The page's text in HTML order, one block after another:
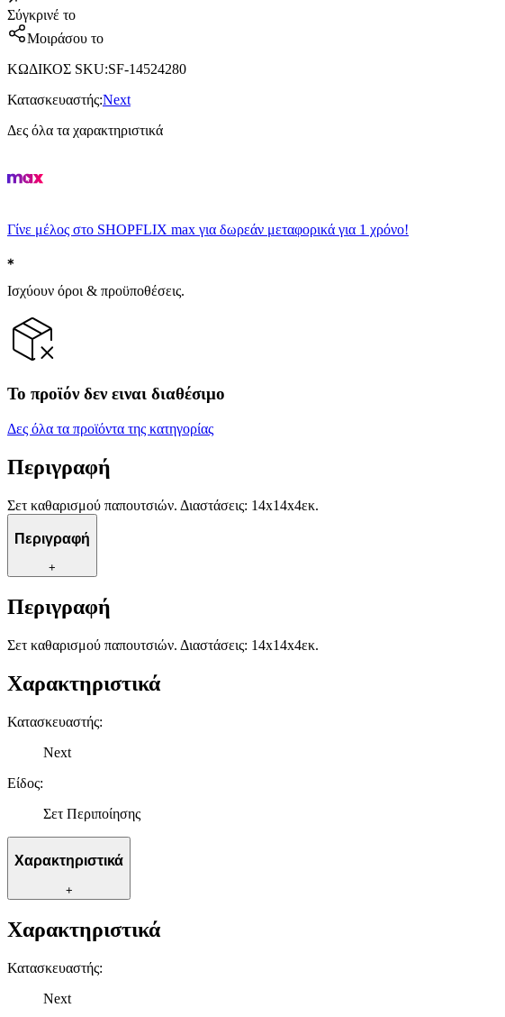
Σύγκρινέ το
Μοιράσου το
ΚΩΔΙΚΟΣ SKU:SF-14524280
Κατασκευαστής:Next
Δες όλα τα χαρακτηριστικά
Γίνε μέλος στο SHOPFLIX max για δωρεάν μεταφορικά για 1 χρόνο!
Ισχύουν όροι & προϋποθέσεις.
Το προϊόν δεν ειναι διαθέσιμο
Δες όλα τα προϊόντα της κατηγορίας
Περιγραφή
Σετ καθαρισμού παπουτσιών. Διαστάσεις: 14x14x4εκ.
Περιγραφή
+
Περιγραφή
Σετ καθαρισμού παπουτσιών. Διαστάσεις: 14x14x4εκ.
Χαρακτηριστικά
Κατασκευαστής:
Next
Είδος:
Σετ Περιποίησης
Χαρακτηριστικά
+
Χαρακτηριστικά
Κατασκευαστής:
Next